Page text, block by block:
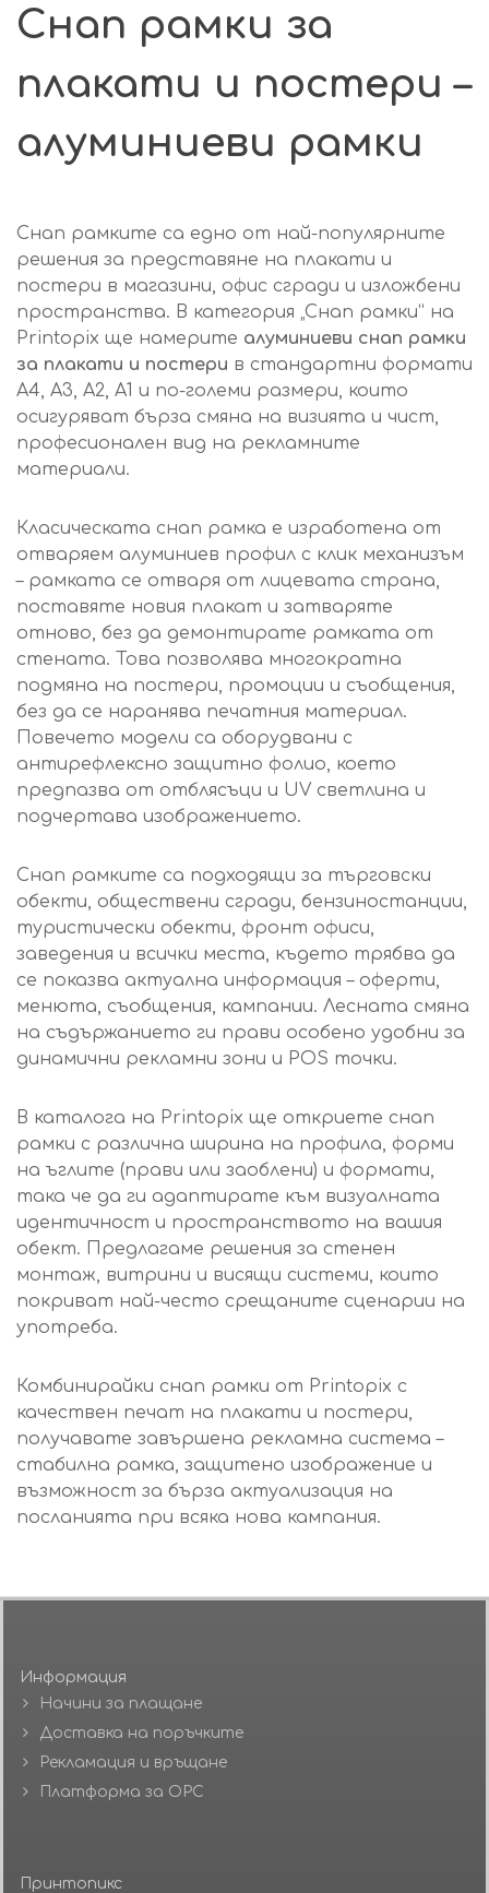
Снап рамки за
плакати и постери –
алуминиеви рамки
Снап рамките са едно от най-популярните
решения за представяне на плакати и
постери в магазини, офис сгради и изложбени
пространства. В категория „Снап рамки“ на
Printopix ще намерите алуминиеви снап рамки
за плакати и постери в стандартни формати
А4, А3, А2, А1 и по-големи размери, които
осигуряват бърза смяна на визията и чист,
професионален вид на рекламните
материали.
Класическата снап рамка е изработена от
отваряем алуминиев профил с клик механизъм
– рамката се отваря от лицевата страна,
поставяте новия плакат и затваряте
отново, без да демонтирате рамката от
стената. Това позволява многократна
подмяна на постери, промоции и съобщения,
без да се наранява печатния материал.
Повечето модели са оборудвани с
антирефлексно защитно фолио, което
предпазва от отблясъци и UV светлина и
подчертава изображението.
Снап рамките са подходящи за търговски
обекти, обществени сгради, бензиностанции,
туристически обекти, фронт офиси,
заведения и всички места, където трябва да
се показва актуална информация – оферти,
менюта, съобщения, кампании. Лесната смяна
на съдържанието ги прави особено удобни за
динамични рекламни зони и POS точки.
В каталога на Printopix ще откриете снап
рамки с различна ширина на профила, форми
на ъглите (прави или заоблени) и формати,
така че да ги адаптирате към визуалната
идентичност и пространството на вашия
обект. Предлагаме решения за стенен
монтаж, витрини и висящи системи, които
покриват най-често срещаните сценарии на
употреба.
Комбинирайки снап рамки от Printopix с
качествен печат на плакати и постери,
получавате завършена рекламна система –
стабилна рамка, защитено изображение и
възможност за бърза актуализация на
посланията при всяка нова кампания.
Информация
Начини за плащане
Доставка на поръчките
Рекламация и връщане
Платформа за ОРС
Принтопикс